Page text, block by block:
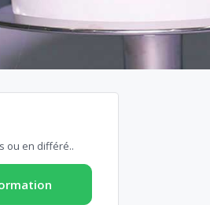
ou en différé..